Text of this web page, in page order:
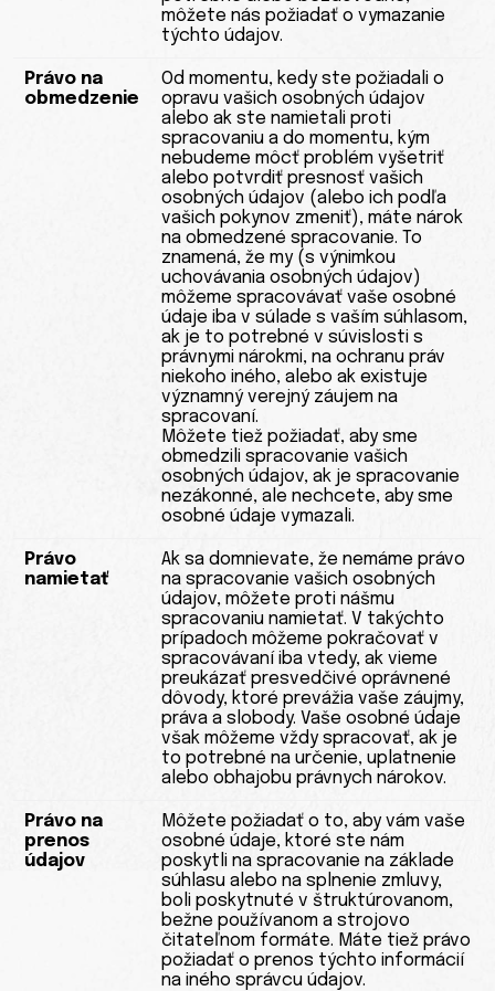
môžete nás požiadať o vymazanie
týchto údajov.
Právo na
obmedzenie
Od momentu, kedy ste požiadali o
opravu vašich osobných údajov
alebo ak ste namietali proti
spracovaniu a do momentu, kým
nebudeme môcť problém vyšetriť
alebo potvrdiť presnosť vašich
osobných údajov (alebo ich podľa
vašich pokynov zmeniť), máte nárok
na obmedzené spracovanie. To
znamená, že my (s výnimkou
uchovávania osobných údajov)
môžeme spracovávať vaše osobné
údaje iba v súlade s vaším súhlasom,
ak je to potrebné v súvislosti s
právnymi nárokmi, na ochranu práv
niekoho iného, alebo ak existuje
významný verejný záujem na
spracovaní.
Môžete tiež požiadať, aby sme
obmedzili spracovanie vašich
osobných údajov, ak je spracovanie
nezákonné, ale nechcete, aby sme
osobné údaje vymazali.
Právo
namietať
Ak sa domnievate, že nemáme právo
na spracovanie vašich osobných
údajov, môžete proti nášmu
spracovaniu namietať. V takýchto
prípadoch môžeme pokračovať v
spracovávaní iba vtedy, ak vieme
preukázať presvedčivé oprávnené
dôvody, ktoré prevážia vaše záujmy,
práva a slobody. Vaše osobné údaje
však môžeme vždy spracovať, ak je
to potrebné na určenie, uplatnenie
alebo obhajobu právnych nárokov.
Právo na
prenos
údajov
Môžete požiadať o to, aby vám vaše
osobné údaje, ktoré ste nám
poskytli na spracovanie na základe
súhlasu alebo na splnenie zmluvy,
boli poskytnuté v štruktúrovanom,
bežne používanom a strojovo
čitateľnom formáte. Máte tiež právo
požiadať o prenos týchto informácií
na iného správcu údajov.